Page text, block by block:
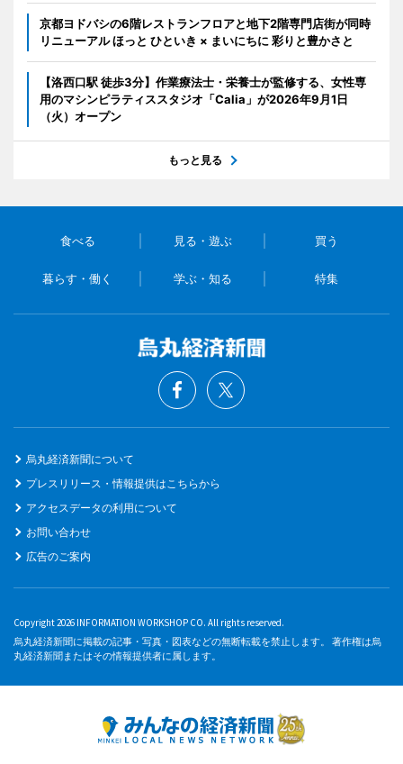
京都ヨドバシの6階レストランフロアと地下2階専門店街が同時
リニューアル ほっと ひといき × まいにちに 彩りと豊かさと
【洛西口駅 徒歩3分】作業療法士・栄養士が監修する、女性専
用のマシンピラティススタジオ「Calia」が2026年9月1日
（火）オープン
もっと見る
食べる 見る・遊ぶ 買う
暮らす・働く 学ぶ・知る 特集
烏丸経済新聞について
プレスリリース・情報提供はこちらから
アクセスデータの利用について
お問い合わせ
広告のご案内
Copyright 2026 INFORMATION WORKSHOP CO. All rights reserved.
烏丸経済新聞に掲載の記事・写真・図表などの無断転載を禁止します。 著作権は烏
丸経済新聞またはその情報提供者に属します。